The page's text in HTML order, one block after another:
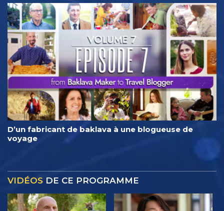
D’un fabricant de baklava à une blogueuse de
voyage
VIDÉOS DE CE PROGRAMME